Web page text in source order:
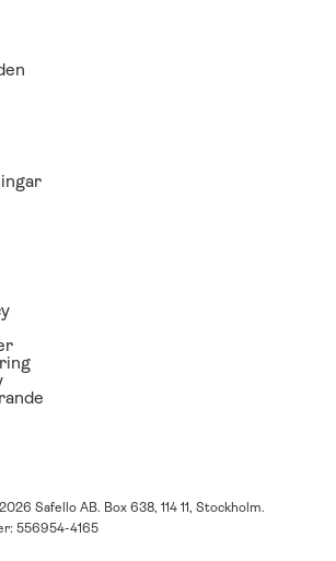
Safello AB. Box 638, 114 11, Stockholm.
556954-4165